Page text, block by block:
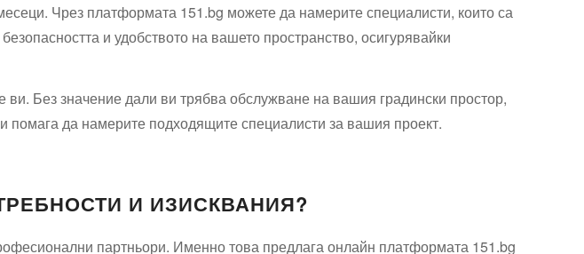
Чрез платформата 151.bg можете да намерите специалисти, които са
и удобството на вашето пространство, осигурявайки
Без значение дали ви трябва обслужване на вашия градински простор,
помага да намерите подходящите специалисти за вашия проект.
И ИЗИСКВАНИЯ?
партньори. Именно това предлага онлайн платформата 151.bg